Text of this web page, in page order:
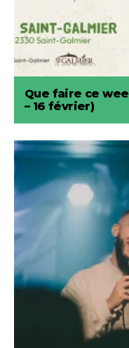
Que faire ce
– 16 février)